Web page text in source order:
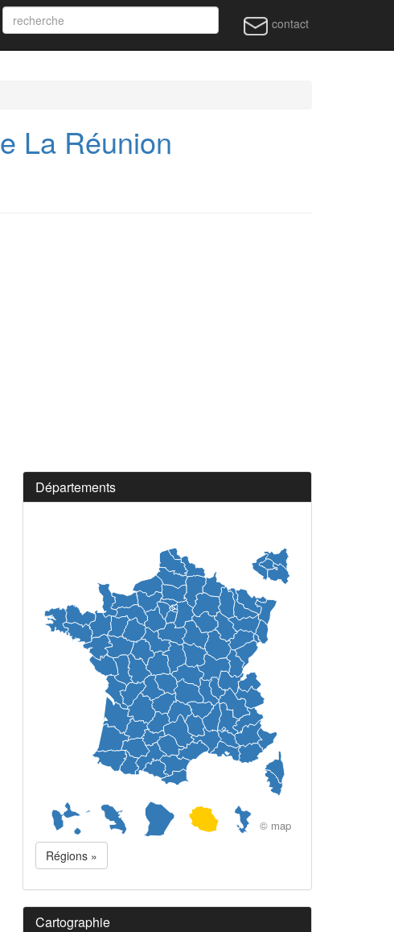
contact
La Réunion
Départements
© map
Régions »
Cartographie